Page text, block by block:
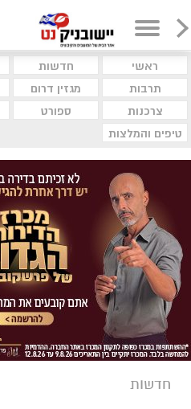
ראשי חדשות
תרבות
מגזין דרום
צרכנות
ספורט
טיפים והמלצות
חדשות